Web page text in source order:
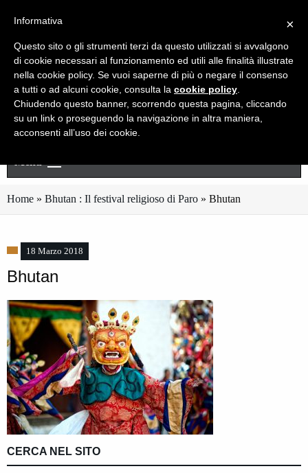
Home » Bhutan : Il festival religioso di Paro » Bhutan
18 Marzo 2018
Bhutan
CERCA NEL SITO
×
Informativa
Questo sito o gli strumenti terzi da questo utilizzati si avvalgono
di cookie necessari al funzionamento ed utili alle finalità illustrate
nella cookie policy. Se vuoi saperne di più o negare il consenso
a tutti o ad alcuni cookie, consulta la cookie policy
Chiudendo questo banner, scorrendo questa pagina, cliccando
su un link o proseguendo la navigazione in altra maniera,
acconsenti all’uso dei cookie.